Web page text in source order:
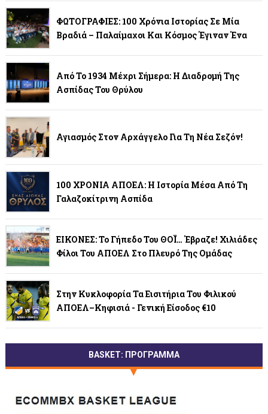
ΦΩΤΟΓΡΑΦΙΕΣ: 100 Χρόνια Ιστορίας Σε Μία
Βραδιά – Παλαίμαχοι Και Κόσμος Έγιναν Ένα
Από Το 1934 Μέχρι Σήμερα: Η Διαδρομή Της
Ασπίδας Του Θρύλου
Αγιασμός Στον Αρχάγγελο Για Τη Νέα Σεζόν!
100 ΧΡΟΝΙΑ ΑΠΟΕΛ: Η Ιστορία Μέσα Από Τη
Γαλαζοκίτρινη Ασπίδα
ΕΙΚΟΝΕΣ: Το Γήπεδο Του ΘΟΪ… Έβραζε! Χιλιάδες
Φίλοι Του ΑΠΟΕΛ Στο Πλευρό Της Ομάδας
Στην Κυκλοφορία Τα Εισιτήρια Του Φιλικού
ΑΠΟΕΛ–Κηφισιά - Γενική Είσοδος €10
BASKET: ΠΡΟΓΡΑΜΜΑ